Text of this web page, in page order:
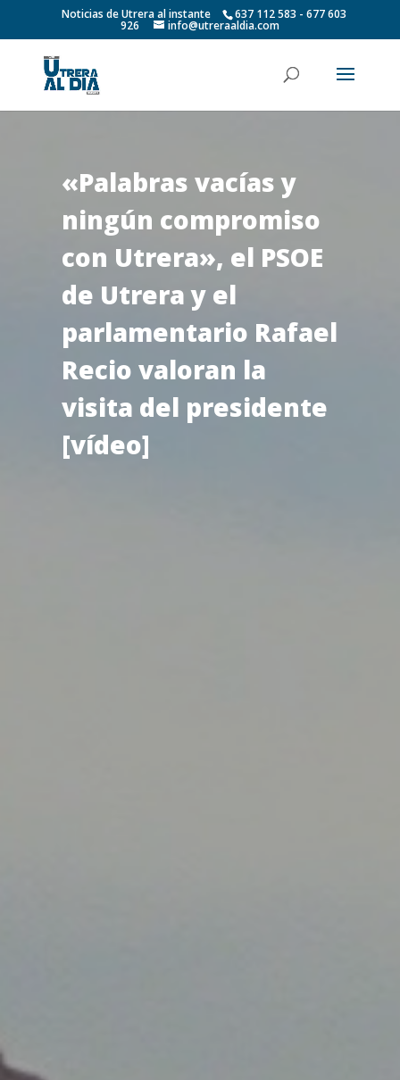
Noticias de Utrera al instante 637 112 583 - 677 603
926 info@utreraaldia.com
«Palabras vacías y
ningún compromiso
con Utrera», el PSOE
de Utrera y el
parlamentario Rafael
Recio valoran la
visita del presidente
[vídeo]